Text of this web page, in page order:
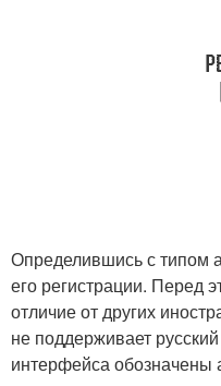
Определившись с типом
его регистрации. Перед
отличие от других
не поддерживает
интерфейса обозначены